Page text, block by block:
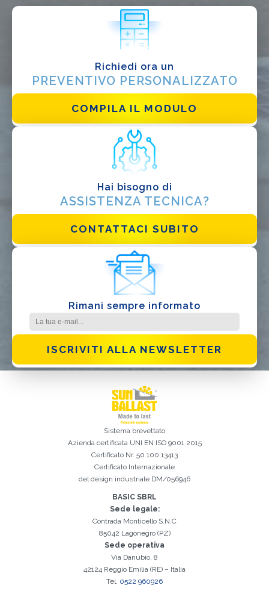
Richiedi ora un
PREVENTIVO PERSONALIZZATO
COMPILA IL MODULO
Hai bisogno di
ASSISTENZA TECNICA?
CONTATTACI SUBITO
Rimani sempre informato
ISCRIVITI ALLA NEWSLETTER
Il campo Nome è obbligatorio
Il campo Cognome è obbligatorio
Il campo Azienda è obbligatorio
Il campo Città è obbligatorio
Il campo Telefono è obbligatorio
Il campo E-mail è obbligatorio
E-mail inserita non valida
È indispensabile accettare la Privacy Policy
Iscrizione effettuata con successo. Verificare la propria casella e-
Spiacenti, si è verificato il seguente errore:
Sistema brevettato
Azienda certificata UNI EN ISO 9001 2015
Certificato Nr. 50 100 13413
Certificato Internazionale
del design industriale DM/056946
BASIC SBRL
Sede legale:
Contrada Monticello S.N.C
85042 Lagonegro (PZ)
Sede operativa
Via Danubio, 8
42124 Reggio Emilia (RE) – Italia
Tel. 0522 960926